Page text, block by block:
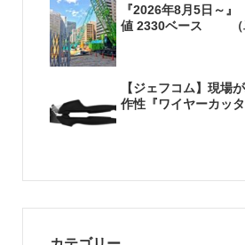
『2026年8月5日～
値 2330ベース （単
【ジェフコム】現場
作性『ワイヤーカッタ